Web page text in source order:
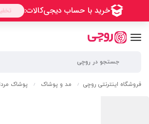
فروشگاه اینترنتی روچی / مد و پوشاک / پوشاک